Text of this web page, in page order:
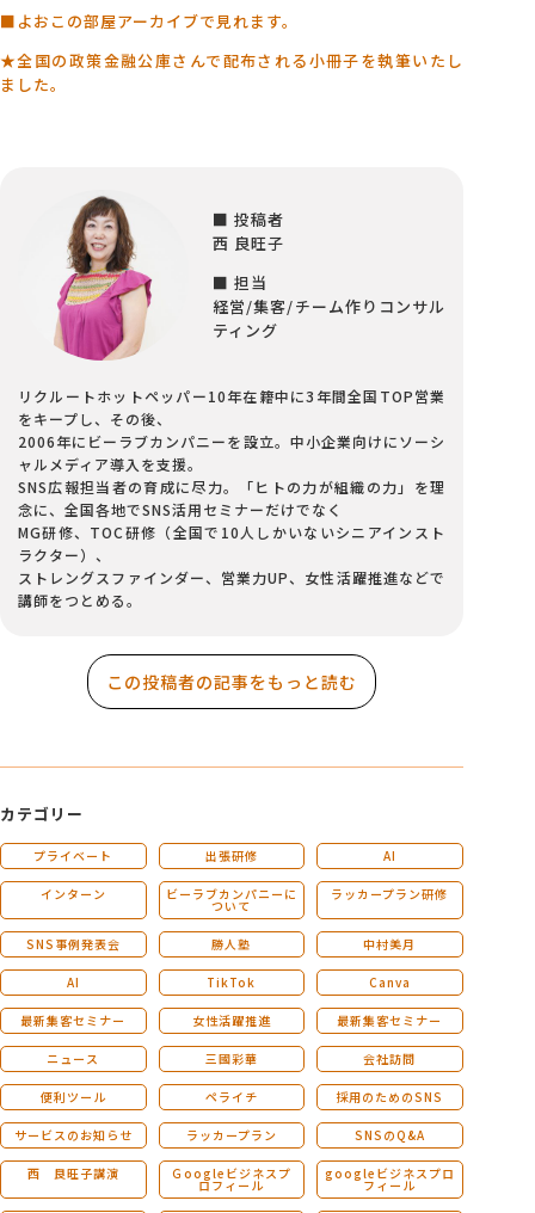
■よおこの部屋アーカイブで見れます。
★全国の政策金融公庫さんで配布される小冊子を執筆いたし
ました。
■ 投稿者
西 良旺子
■ 担当
経営/集客/チーム作りコンサル
ティング
リクルートホットペッパー10年在籍中に3年間全国TOP営業
をキープし、その後、
2006年にビーラブカンパニーを設立。中小企業向けにソーシ
ャルメディア導入を支援。
SNS広報担当者の育成に尽力。「ヒトの力が組織の力」を理
念に、全国各地でSNS活用セミナーだけでなく
MG研修、TOC研修（全国で10人しかいないシニアインスト
ラクター）、
ストレングスファインダー、営業力UP、女性活躍推進などで
講師をつとめる。
この投稿者の記事をもっと読む
カテゴリー
プライベート 出張研修 AI
インターン ビーラブカンパニーに
ついて
ラッカープラン研修
SNS事例発表会 勝人塾 中村美月
AI TikTok Canva
最新集客セミナー 女性活躍推進 最新集客セミナー
ニュース 三國彩華 会社訪問
便利ツール ペライチ 採用のためのSNS
サービスのお知らせ ラッカープラン SNSのQ&A
西 良旺子講演 Ｇoogleビジネスプ
ロフィール
googleビジネスプロ
フィール